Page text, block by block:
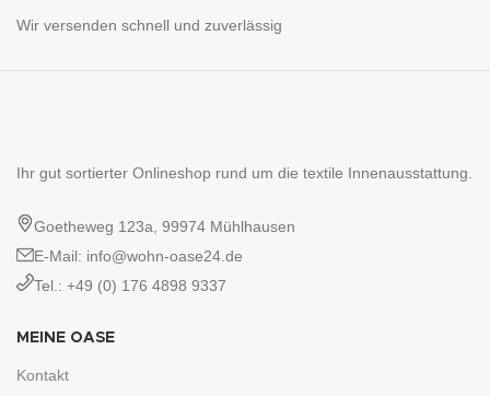
Wir versenden schnell und zuverlässig
Ihr gut sortierter Onlineshop rund um die textile Innenausstattung.
Goetheweg 123a, 99974 Mühlhausen
E-Mail: info@wohn-oase24.de
Tel.: +49 (0) 176 4898 9337
MEINE OASE
Kontakt